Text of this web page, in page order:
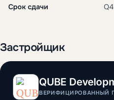
Срок сдачи
Застройщик
QUBE
ВЕРИФИЦИРОВАННЫЙ